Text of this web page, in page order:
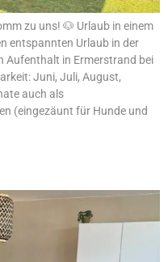
zu uns! 🐶 Urlaub in einem
entspannten Urlaub in der
Aufenthalt in Ermerstrand bei
Juni, Juli, August,
auch als
(eingezäunt für Hunde und